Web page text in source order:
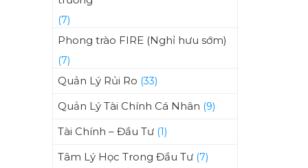
(7)
Phong trào FIRE (Nghỉ hưu sớm)
(7)
Quản Lý Rủi Ro (33)
Quản Lý Tài Chính Cá Nhân (9)
Tài Chính – Đầu Tư (1)
Tâm Lý Học Trong Đầu Tư (7)